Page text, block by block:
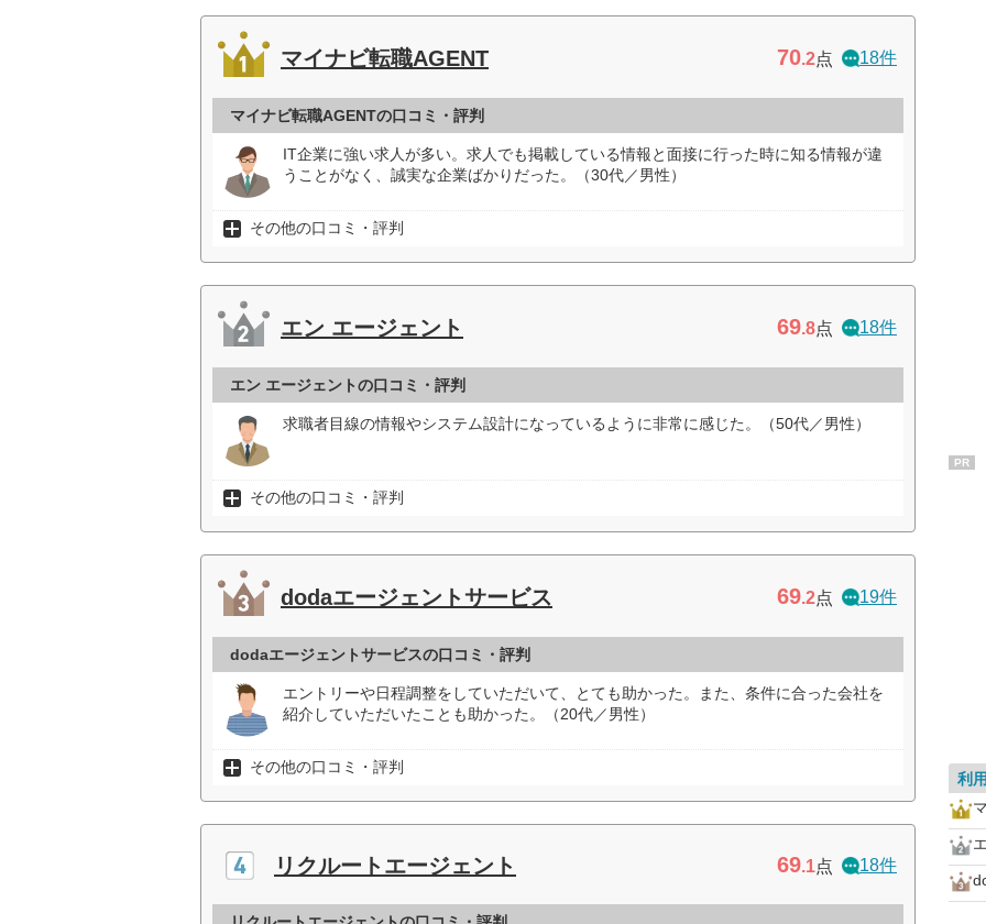
マイナビ転職AGENT 70.2点 18件
マイナビ転職AGENTの口コミ・評判
IT企業に強い求人が多い。求人でも掲載している情報と面接に行った時に知る情報が違
うことがなく、誠実な企業ばかりだった。（30代／男性）
その他の口コミ・評判
エン エージェント 69.8点 18件
エン エージェントの口コミ・評判
求職者目線の情報やシステム設計になっているように非常に感じた。（50代／男性）
その他の口コミ・評判
dodaエージェントサービス 69.2点 19件
dodaエージェントサービスの口コミ・評判
エントリーや日程調整をしていただいて、とても助かった。また、条件に合った会社を
紹介していただいたことも助かった。（20代／男性）
その他の口コミ・評判
リクルートエージェント 69.1点 18件
PR
利